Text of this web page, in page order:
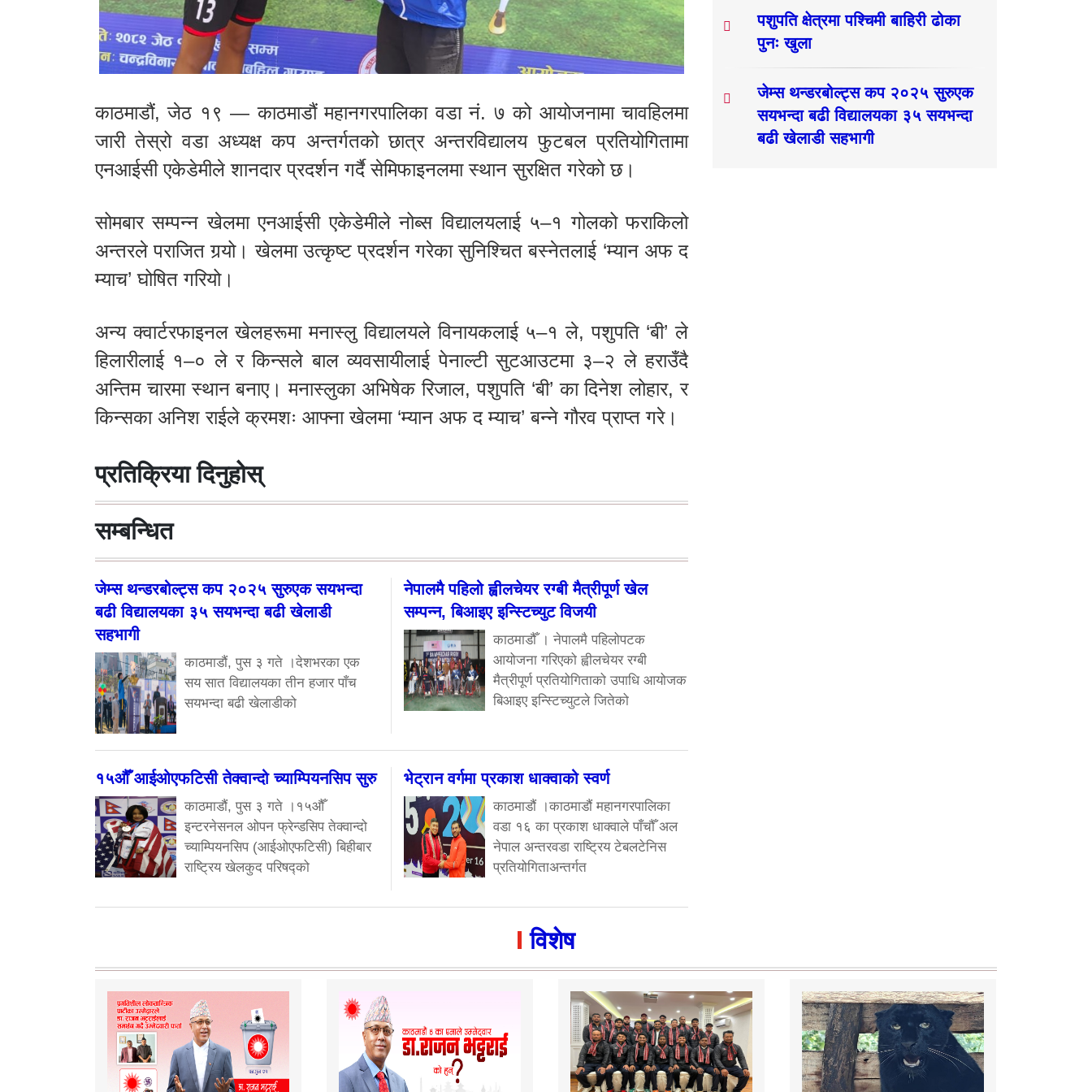
काठमाडौं, जेठ १९ — काठमाडौं महानगरपालिका वडा नं. ७ को आयोजनामा चावहिलमा
जारी तेस्रो वडा अध्यक्ष कप अन्तर्गतको छात्र अन्तरविद्यालय फुटबल प्रतियोगितामा
एनआईसी एकेडेमीले शानदार प्रदर्शन गर्दै सेमिफाइनलमा स्थान सुरक्षित गरेको छ।
सोमबार सम्पन्न खेलमा एनआईसी एकेडेमीले नोब्स विद्यालयलाई ५–१ गोलको फराकिलो
अन्तरले पराजित गर्‍यो। खेलमा उत्कृष्ट प्रदर्शन गरेका सुनिश्चित बस्नेतलाई ‘म्यान अफ द
म्याच’ घोषित गरियो।
अन्य क्वार्टरफाइनल खेलहरूमा मनास्लु विद्यालयले विनायकलाई ५–१ ले, पशुपति ‘बी’ ले
हिलारीलाई १–० ले र किन्सले बाल व्यवसायीलाई पेनाल्टी सुटआउटमा ३–२ ले हराउँदै
अन्तिम चारमा स्थान बनाए। मनास्लुका अभिषेक रिजाल, पशुपति ‘बी’ का दिनेश लोहार, र
किन्सका अनिश राईले क्रमशः आफ्ना खेलमा ‘म्यान अफ द म्याच’ बन्ने गौरव प्राप्त गरे।
प्रतिक्रिया दिनुहोस्
सम्बन्धित
जेम्स थन्डरबोल्ट्स कप २०२५ सुरुएक सयभन्दा
बढी विद्यालयका ३५ सयभन्दा बढी खेलाडी
सहभागी
काठमाडौं, पुस ३ गते ।देशभरका एक
सय सात विद्यालयका तीन हजार पाँच
सयभन्दा बढी खेलाडीको
नेपालमै पहिलो ह्वीलचेयर रग्बी मैत्रीपूर्ण खेल
सम्पन्न, बिआइए इन्स्टिच्युट विजयी
काठमाडौँ । नेपालमै पहिलोपटक
आयोजना गरिएको ह्वीलचेयर रग्बी
मैत्रीपूर्ण प्रतियोगिताको उपाधि आयोजक
बिआइए इन्स्टिच्युटले जितेको
१५औँ आईओएफटिसी तेक्वान्दो च्याम्पियनसिप सुरु
काठमाडौं, पुस ३ गते ।१५औँ
इन्टरनेसनल ओपन फ्रेन्डसिप तेक्वान्दो
च्याम्पियनसिप (आईओएफटिसी) बिहीबार
राष्ट्रिय खेलकुद परिषद्को
भेट्रान वर्गमा प्रकाश धाक्वाको स्वर्ण
काठमाडौं ।काठमाडौं महानगरपालिका
वडा १६ का प्रकाश धाक्वाले पाँचौँ अल
नेपाल अन्तरवडा राष्ट्रिय टेबलटेनिस
प्रतियोगिताअन्तर्गत
पशुपति क्षेत्रमा पश्चिमी बाहिरी ढोका
पुनः खुला
जेम्स थन्डरबोल्ट्स कप २०२५ सुरुएक
सयभन्दा बढी विद्यालयका ३५ सयभन्दा
बढी खेलाडी सहभागी
विशेष